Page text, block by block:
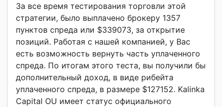
За все время тестирования торговли этой
стратегии, было выплачено брокеру 1357
пунктов спреда или $339073, за открытие
позиций. Работая с нашей компанией, у Вас
есть возможность вернуть часть уплаченного
спреда. По итогам этого теста, вы получили бы
дополнительный доход, в виде рибейта
уплаченного спреда, в размере $127152. Kalinka
Capital OU имеет статус официального